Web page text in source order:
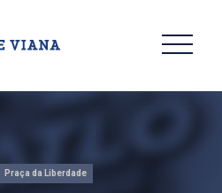
Praça da Liberdade